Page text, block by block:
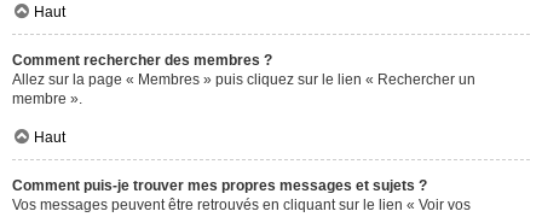
Haut
Comment rechercher des membres ?
Allez sur la page « Membres » puis cliquez sur le lien « Rechercher un
membre ».
Haut
Comment puis-je trouver mes propres messages et sujets ?
Vos messages peuvent être retrouvés en cliquant sur le lien « Voir vos